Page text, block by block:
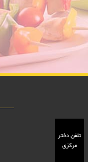
شیپور بزرگ جدید 2000 فروش
تلفن دفتر
مرکزی